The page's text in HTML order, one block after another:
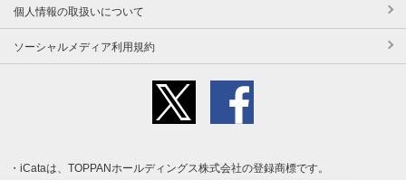
個人情報の取扱いについて
ソーシャルメディア利用規約
iCataは、TOPPANホールディングス株式会社の登録商標です。